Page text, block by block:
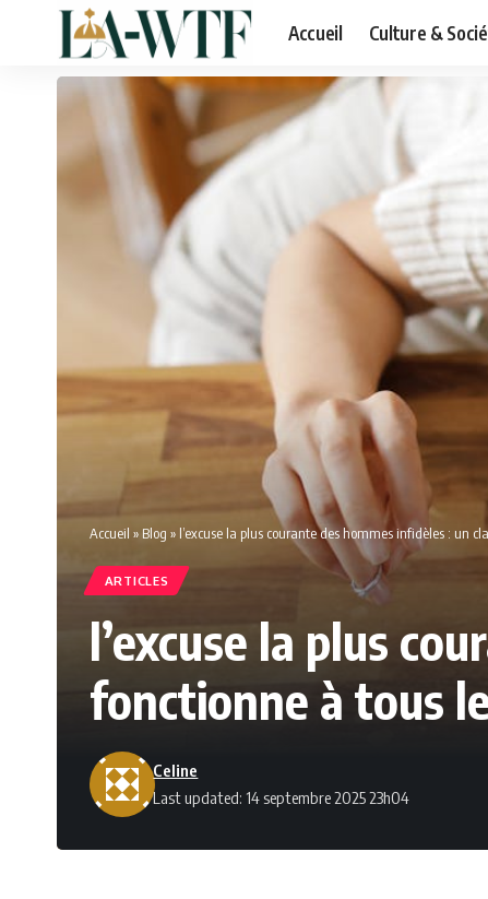
Accueil Culture &
Accueil »Blog » l’excuse la plus courante des hommes infidèles : un
ARTICLES
l’excuse la plus
fonctionne à tous
Last updated: 14 septembre 2025 23h04
Celine